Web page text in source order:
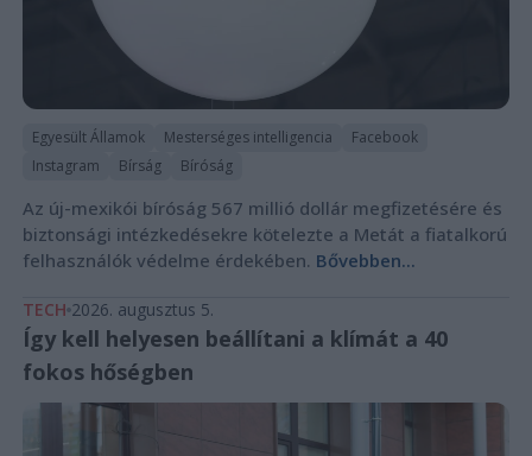
Egyesült Államok Mesterséges intelligencia
Facebook
Instagram
Bírság Bíróság
Az új-mexikói bíróság 567 millió dollár megfizetésére és
biztonsági intézkedésekre kötelezte a Metát a fiatalkorú
felhasználók védelme érdekében. Bővebben...
TECH 2026. augusztus 5.
Így kell helyesen beállítani a klímát a 40
fokos hőségben